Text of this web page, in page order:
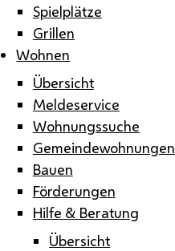
Spielplätze
Grillen
Wohnen
Übersicht
Meldeservice
Wohnungssuche
Gemeindewohnungen
Bauen
Förderungen
Hilfe & Beratung
Übersicht